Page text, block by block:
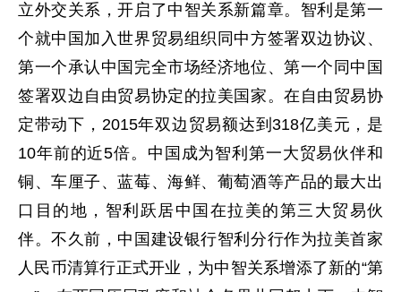
立外交关系，开启了中智关系新篇章。智利是第一
个就中国加入世界贸易组织同中方签署双边协议、
第一个承认中国完全市场经济地位、第一个同中国
签署双边自由贸易协定的拉美国家。在自由贸易协
定带动下，2015年双边贸易额达到318亿美元，是
10年前的近5倍。中国成为智利第一大贸易伙伴和
铜、车厘子、蓝莓、海鲜、葡萄酒等产品的最大出
口目的地，智利跃居中国在拉美的第三大贸易伙
伴。不久前，中国建设银行智利分行作为拉美首家
人民币清算行正式开业，为中智关系增添了新的“第